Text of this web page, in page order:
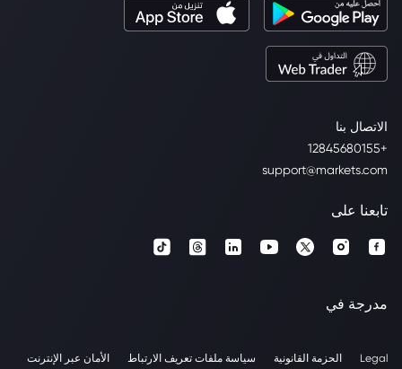
الاتصال بنا
+12845680155
support@markets.com
تابعنا على
مدرجة في
Legal الحزمة القانونية سياسة ملفات تعريف الارتباط الأمان عبر الإنترنت